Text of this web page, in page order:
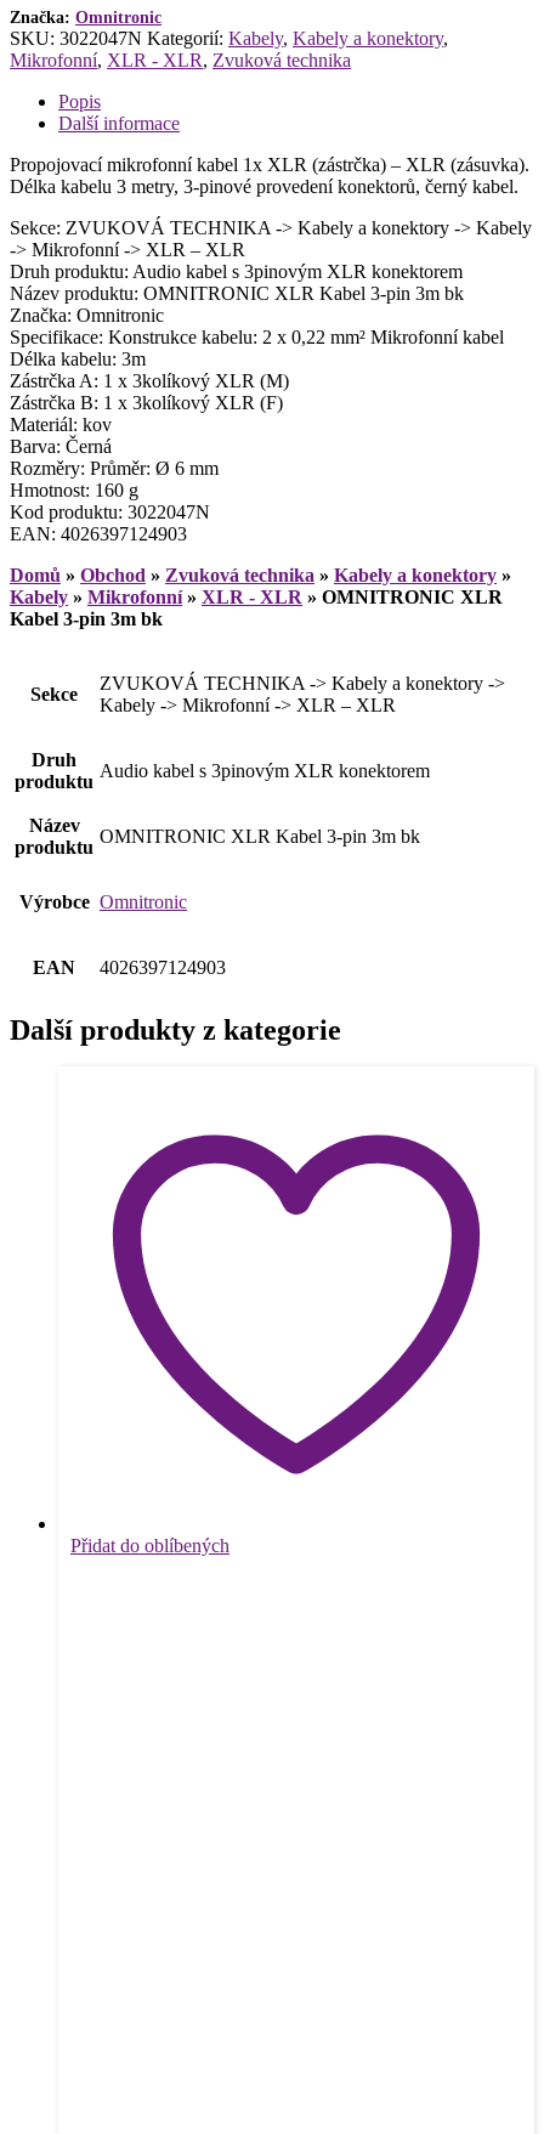
množství
Značka: Omnitronic
SKU: 3022047N Kategorií: Kabely, Kabely a konektory,
Mikrofonní, XLR - XLR, Zvuková technika
Popis
Další informace
Propojovací mikrofonní kabel 1x XLR (zástrčka) – XLR (zásuvka).
Délka kabelu 3 metry, 3-pinové provedení konektorů, černý kabel.
Sekce: ZVUKOVÁ TECHNIKA -> Kabely a konektory -> Kabely
-> Mikrofonní -> XLR – XLR
Druh produktu: Audio kabel s 3pinovým XLR konektorem
Název produktu: OMNITRONIC XLR Kabel 3-pin 3m bk
Značka: Omnitronic
Specifikace: Konstrukce kabelu: 2 x 0,22 mm² Mikrofonní kabel
Délka kabelu: 3m
Zástrčka A: 1 x 3kolíkový XLR (M)
Zástrčka B: 1 x 3kolíkový XLR (F)
Materiál: kov
Barva: Černá
Rozměry: Průměr: Ø 6 mm
Hmotnost: 160 g
Kod produktu: 3022047N
EAN: 4026397124903
Domů » Obchod » Zvuková technika » Kabely a konektory »
Kabely » Mikrofonní» XLR - XLR » OMNITRONIC XLR
Kabel 3-pin 3m bk
Sekce
ZVUKOVÁ TECHNIKA -> Kabely a konektory ->
Kabely -> Mikrofonní -> XLR – XLR
Druh
produktu
Audio kabel s 3pinovým XLR konektorem
Název
produktu
OMNITRONIC XLR Kabel 3-pin 3m bk
Výrobce Omnitronic
EAN 4026397124903
Další produkty z kategorie
Přidat do oblíbených